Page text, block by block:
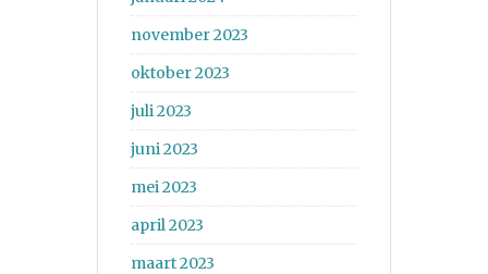
november 2023
oktober 2023
juli 2023
juni 2023
mei 2023
april 2023
maart 2023